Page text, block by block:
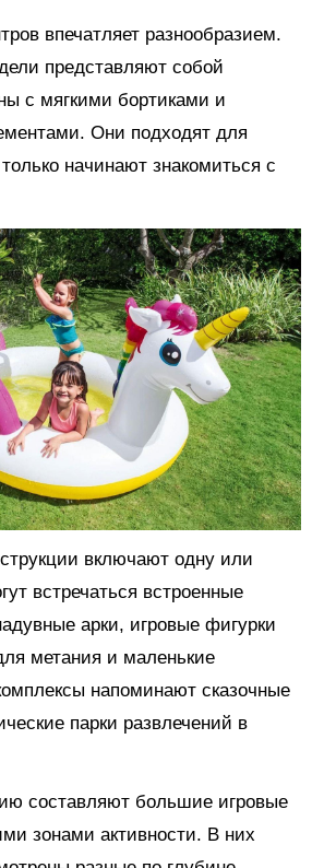
впечатляет разнообразием.
представляют собой
с мягкими бортиками и
Они подходят для
начинают знакомиться с
включают одну или
встречаться встроенные
арки, игровые фигурки
метания и маленькие
напоминают сказочные
парки развлечений в
составляют большие игровые
зонами активности. В них